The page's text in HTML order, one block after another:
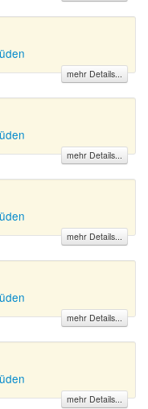
mehr Details...
mehr Details...
mehr Details...
mehr Details...
mehr Details...